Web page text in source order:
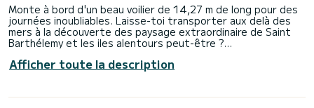
Monte à bord d'un beau voilier de 14,27 m de long pour des
journées inoubliables. Laisse-toi transporter aux delà des
mers à la découverte des paysage extraordinaire de Saint
Barthélemy et les iles alentours peut-être ?
Pour permettre un réel confort, nous naviguons avec un
flexibilité.
Afficher toute la description